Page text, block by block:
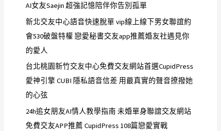
AI女友Saejin 超強記憶陪伴你告別孤單
新北交友中心語音快速脫單 vip線上線下男女聯誼約
會530破盤特權 戀愛秘書交友app推薦婚友社遇見你
的愛人
台北桃園新竹交友中心免費交友網站首選CupidPress
愛神引擎 CUBI 隱私語音信差 用最真實的聲音撩撥她
的心弦
24h追女朋友AI情人教學指南 未婚單身聯誼交友網站
免費交友APP推薦 CupidPress 108篇戀愛實戰